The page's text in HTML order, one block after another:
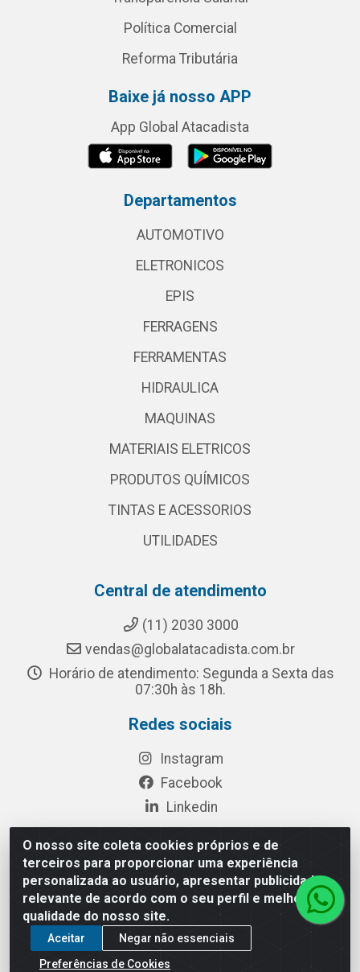
O nosso site coleta cookies próprios e de
terceiros para proporcionar uma experiência
personalizada ao usuário, apresentar publicidade
relevante de acordo com o seu perfil e melhorar a
qualidade do nosso site.
Aceitar
Negar não essenciais
Preferências de Cookies
Política Comercial
Reforma Tributária
Baixe já nosso APP
App Global Atacadista
Departamentos
AUTOMOTIVO
ELETRONICOS
EPIS
FERRAGENS
FERRAMENTAS
HIDRAULICA
MAQUINAS
MATERIAIS ELETRICOS
PRODUTOS QUÍMICOS
TINTAS E ACESSORIOS
UTILIDADES
Central de atendimento
(11) 2030 3000
vendas@globalatacadista.com.br
Horário de atendimento: Segunda a Sexta das
07:30h às 18h.
Redes sociais
Instagram
Facebook
Linkedin
Rua Chipuê, 117 - S. Miguel Paulista São Paulo/SP - CEP
08010-260- CNPJ: 03.010.739/0001-72